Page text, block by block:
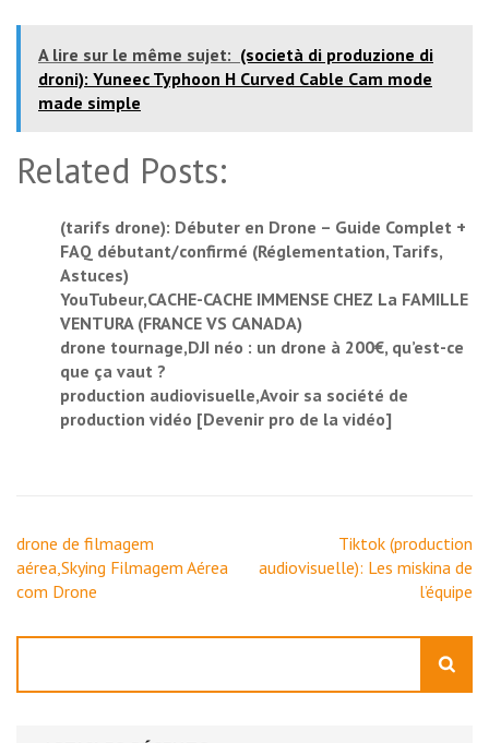
A lire sur le même sujet: (società di produzione di
droni): Yuneec Typhoon H Curved Cable Cam mode
made simple
Related Posts:
(tarifs drone): Débuter en Drone – Guide Complet +
FAQ débutant/confirmé (Réglementation, Tarifs,
Astuces)
YouTubeur,CACHE-CACHE IMMENSE CHEZ La FAMILLE
VENTURA (FRANCE VS CANADA)
drone tournage,DJI néo : un drone à 200€, qu’est-ce
que ça vaut ?
production audiovisuelle,Avoir sa société de
production vidéo [Devenir pro de la vidéo]
Navigation
de
l’article
drone de filmagem
aérea,Skying Filmagem Aérea
com Drone
Tiktok (production
audiovisuelle): Les miskina de
l’équipe